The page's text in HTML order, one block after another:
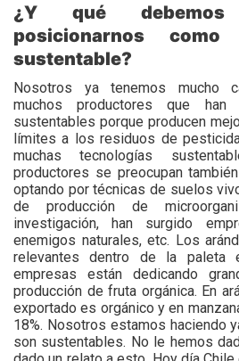
¿Y qué
posicionarnos
sustentable?
Nosotros ya tenemos mucho
muchos productores que han
sustentables porque producen
límites a los residuos de
muchas tecnologías
productores se preocupan
optando por técnicas de suelos
de producción de
investigación, han surgido
enemigos naturales, etc. Los
relevantes dentro de la paleta
empresas están dedicando
producción de fruta orgánica. En
exportado es orgánico y en
18%. Nosotros estamos haciendo
son sustentables. No le hemos